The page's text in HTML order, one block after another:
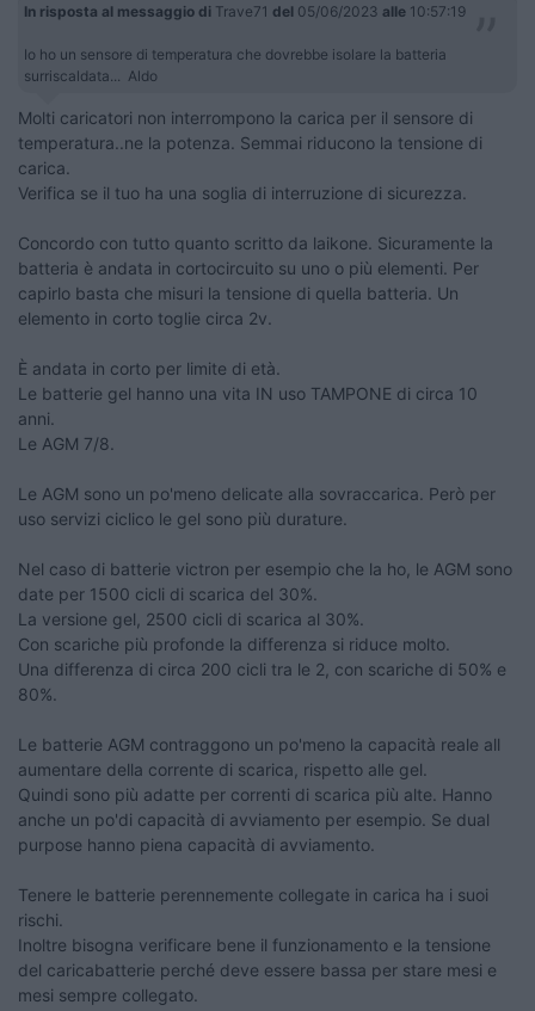
In risposta al messaggio di Trave71 del 05/06/2023 alle 10:57:19
Io ho un sensore di temperatura che dovrebbe isolare la batteria
surriscaldata... Aldo
Molti caricatori non interrompono la carica per il sensore di
temperatura..ne la potenza. Semmai riducono la tensione di
carica.
Verifica se il tuo ha una soglia di interruzione di sicurezza.
Concordo con tutto quanto scritto da laikone. Sicuramente la
batteria è andata in cortocircuito su uno o più elementi. Per
capirlo basta che misuri la tensione di quella batteria. Un
elemento in corto toglie circa 2v.
È andata in corto per limite di età.
Le batterie gel hanno una vita IN uso TAMPONE di circa 10
anni.
Le AGM 7/8.
Le AGM sono un po'meno delicate alla sovraccarica. Però per
uso servizi ciclico le gel sono più durature.
Nel caso di batterie victron per esempio che la ho, le AGM sono
date per 1500 cicli di scarica del 30%.
La versione gel, 2500 cicli di scarica al 30%.
Con scariche più profonde la differenza si riduce molto.
Una differenza di circa 200 cicli tra le 2, con scariche di 50% e
80%.
Le batterie AGM contraggono un po'meno la capacità reale all
aumentare della corrente di scarica, rispetto alle gel.
Quindi sono più adatte per correnti di scarica più alte. Hanno
anche un po'di capacità di avviamento per esempio. Se dual
purpose hanno piena capacità di avviamento.
Tenere le batterie perennemente collegate in carica ha i suoi
rischi.
Inoltre bisogna verificare bene il funzionamento e la tensione
del caricabatterie perché deve essere bassa per stare mesi e
mesi sempre collegato.